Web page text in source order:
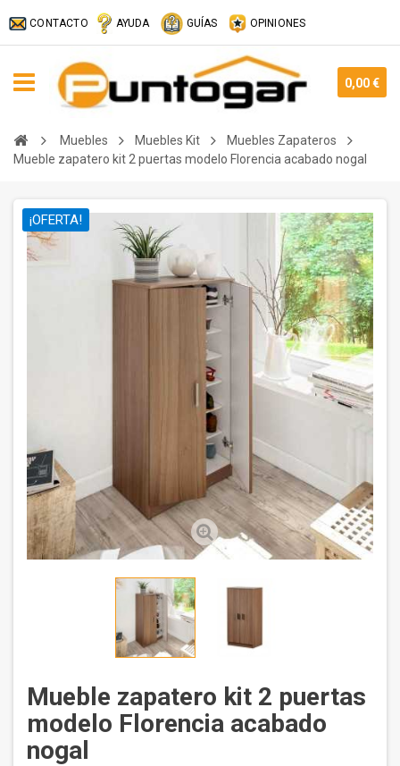
CONTACTO AYUDA GUÍAS OPINIONES
0,00 €
Muebles Muebles Kit
Muebles Zapateros
Mueble zapatero kit 2 puertas modelo Florencia acabado nogal
¡OFERTA!
Mueble zapatero kit 2 puertas
modelo Florencia acabado
nogal